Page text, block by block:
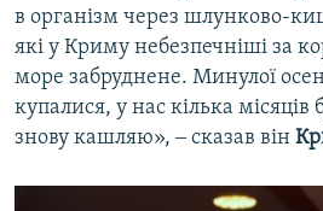
в організм через шлунково-
які у Криму небезпечніші за
море забруднене. Минулої
купалися, у нас кілька місяців
знову кашляю», ‒ сказав він